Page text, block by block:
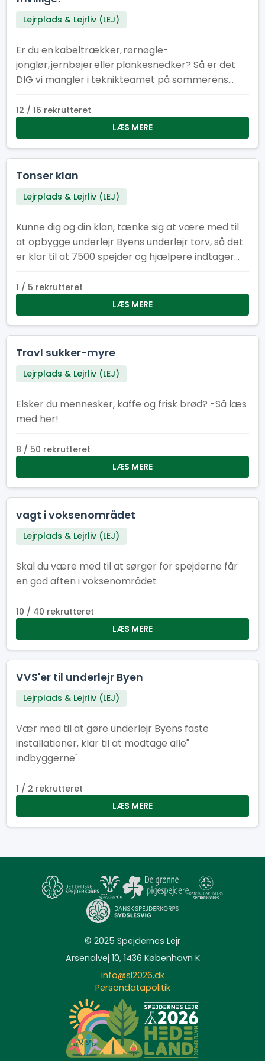
Lejrplads & Lejrliv (LEJ)
Er du en kabeltrækker, rørnøgle-
jonglør, jernbøjer eller plankesnedker? Så er det
DIG vi mangler i teknikteamet på sommerens
12 / 16 rekrutteret
LÆS MERE
Tonser klan
Lejrplads & Lejrliv (LEJ)
Kunne dig og din klan, tænke sig at være med til
at opbygge underlejr Byens underlejr torv, så det
er klar til at 7500 spejder og hjælpere indtager
følgende faste installationer: køkken/kantine,
cafe, information, minimarked, proviant
udlevering og en skadesklinik
1 / 5 rekrutteret
LÆS MERE
Travl sukker-myre
Lejrplads & Lejrliv (LEJ)
Elsker du mennesker, kaffe og frisk brød? -Så læs
med her!
8 / 50 rekrutteret
LÆS MERE
vagt i voksenområdet
Lejrplads & Lejrliv (LEJ)
Skal du være med til at sørger for spejderne får
en god aften i voksenområdet
10 / 40 rekrutteret
LÆS MERE
VVS'er til underlejr Byen
Lejrplads & Lejrliv (LEJ)
Vær med til at gøre underlejr Byens faste
installationer, klar til at modtage alle"
indbyggerne"
1 / 2 rekrutteret
LÆS MERE
© 2025 Spejdernes Lejr
Arsenalvej 10, 1436 København K
info@sl2026.dk
Persondatapolitik